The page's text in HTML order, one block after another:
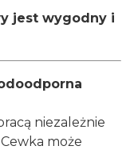
jest wygodny i
niezależnie
może